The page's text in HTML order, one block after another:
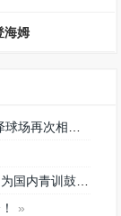
海姆
场再次相聚
内青训鼓舞